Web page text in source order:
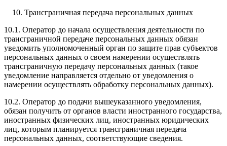
Трансграничная передача персональных данных
10.1. Оператор до начала осуществления деятельности по
трансграничной передаче персональных данных обязан
уведомить уполномоченный орган по защите прав субъектов
персональных данных о своем намерении осуществлять
трансграничную передачу персональных данных (такое
уведомление направляется отдельно от уведомления о
намерении осуществлять обработку персональных данных).
10.2. Оператор до подачи вышеуказанного уведомления,
обязан получить от органов власти иностранного государства,
иностранных физических лиц, иностранных юридических
лиц, которым планируется трансграничная передача
персональных данных, соответствующие сведения.